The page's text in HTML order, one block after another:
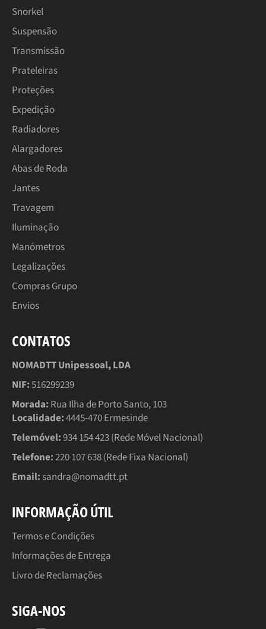
Snorkel
Suspensão
Transmissão
Prateleiras
Proteções
Expedição
Radiadores
Alargadores
Abas de Roda
Jantes
Travagem
Iluminação
Manómetros
Legalizações
Compras Grupo
Envios
CONTATOS
NOMADTT Unipessoal, LDA
NIF:516299239
Morada: Rua Ilha de Porto Santo, 103
Localidade:4445-470 Ermesinde
Telemóvel:934 154 423 (Rede Móvel Nacional)
Telefone:220 107 638 (Rede Fixa Nacional)
Email: sandra@nomadtt.pt
INFORMAÇÃO ÚTIL
Termos e Condições
Informações de Entrega
Livro de Reclamações
SIGA-NOS